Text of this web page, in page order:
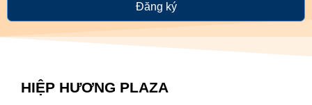
Đăng ký
HIỆP HƯƠNG PLAZA